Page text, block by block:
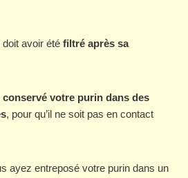
avoir été filtré après sa
conservé votre purin dans des
, pour qu’il ne soit pas en contact
entreposé votre purin dans un